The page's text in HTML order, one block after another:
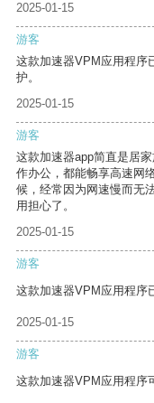
2025-01-15
游客
这款加速器VPM应用程序
护。
2025-01-15
游客
这款加速器app简直是居
作办公，都能畅享高速网
候，经常因为网速慢而无
用担心了。
2025-01-15
游客
这款加速器VPM应用程序
2025-01-15
游客
这款加速器VPM应用程序